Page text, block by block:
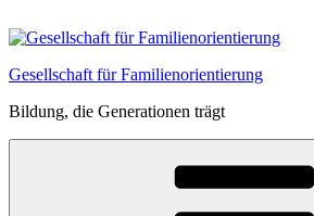
Inhalt
Gesellschaft für Familienorientierung
Bildung, die Generationen trägt